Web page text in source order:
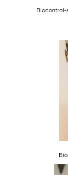
Biocontrol-